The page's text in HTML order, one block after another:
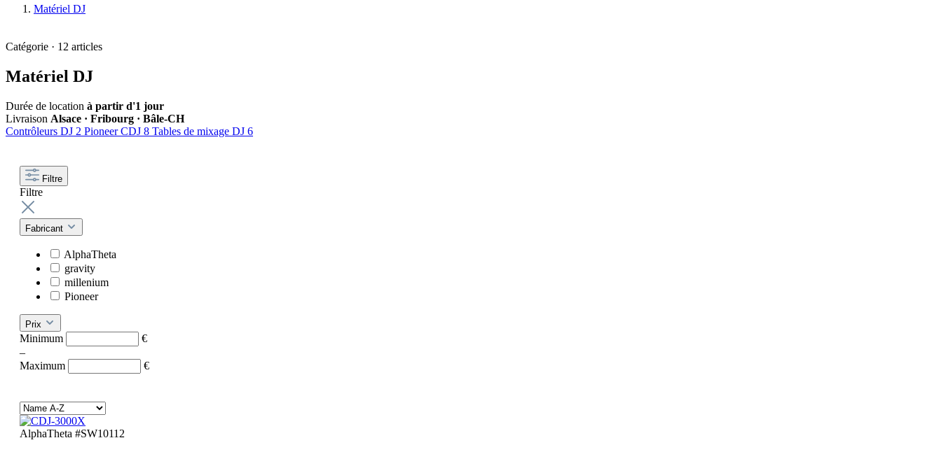
Matériel DJ
Catégorie · 12 articles
Matériel DJ
Durée de location à partir d'1 jour
Livraison Alsace · Fribourg · Bâle-CH
Contrôleurs DJ 2 Pioneer CDJ 8 Tables de mixage DJ 6
Filtre
Filtre
Fabricant
AlphaTheta
gravity
millenium
Pioneer
Prix
Minimum
€
–
Maximum
€
AlphaTheta #SW10112